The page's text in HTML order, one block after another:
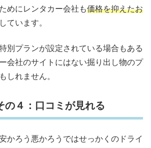
めにレンタカー会社も価格を抑えたお
しています。
別プランが設定されている場合もある
会社のサイトにはない掘り出し物のプ
しれません。
の４：口コミが見れる
かろう悪かろうではせっかくのドライ